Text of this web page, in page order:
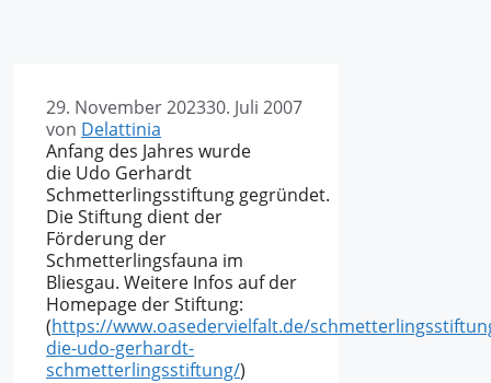
29. November 202330. Juli 2007
von Delattinia
Anfang des Jahres wurde
die Udo Gerhardt
Schmetterlingsstiftung gegründet.
Die Stiftung dient der
Förderung der
Schmetterlingsfauna im
Bliesgau. Weitere Infos auf der
Homepage der Stiftung:
(https://www.oasedervielfalt.de/
die-udo-gerhardt-
schmetterlingsstiftung/)